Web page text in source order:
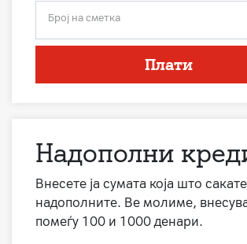
Број на сметка
Плати
Надополни
Внесете ја сумата која што сакате
надополните. Ве молиме,
помеѓу 100 и 1000 денари.